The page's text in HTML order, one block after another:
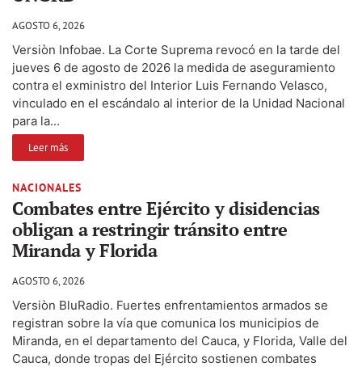
AGOSTO 6, 2026
Versiòn Infobae. La Corte Suprema revocó en la tarde del
jueves 6 de agosto de 2026 la medida de aseguramiento
contra el exministro del Interior Luis Fernando Velasco,
vinculado en el escándalo al interior de la Unidad Nacional
para la...
Leer más
NACIONALES
Combates entre Ejército y disidencias
obligan a restringir tránsito entre
Miranda y Florida
AGOSTO 6, 2026
Versiòn BluRadio. Fuertes enfrentamientos armados se
registran sobre la vía que comunica los municipios de
Miranda, en el departamento del Cauca, y Florida, Valle del
Cauca, donde tropas del Ejército sostienen combates